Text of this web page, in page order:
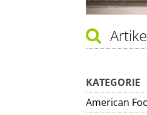
KATEGORIE
American